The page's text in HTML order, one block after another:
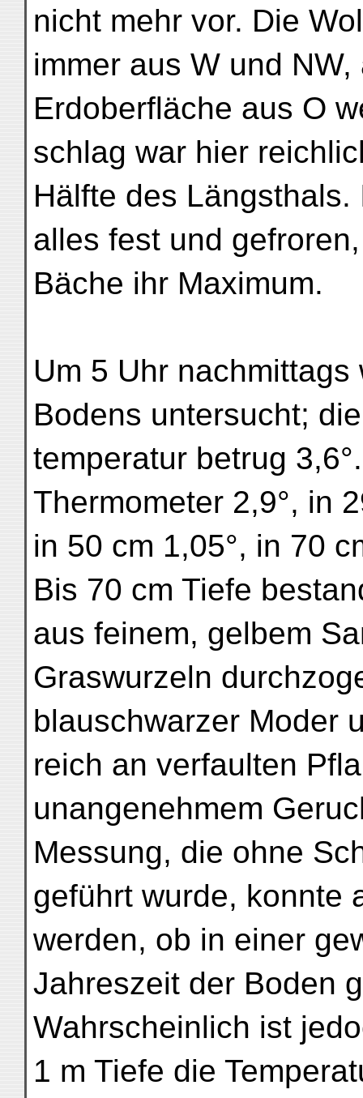
nicht mehr vor. Die
immer aus W und
Erdoberfläche aus O
schlag war hier
Hälfte des Längsthals.
alles fest und
Bäche ihr Maximum.
Um 5 Uhr
Bodens untersucht;
temperatur betrug
Thermometer 2,9°, in
in 50 cm 1,05°, in 70
Bis 70 cm Tiefe
aus feinem, gelbem
Graswurzeln
blauschwarzer Moder
reich an verfaulten
unangenehmem
Messung, die ohne
geführt wurde, konnte
werden, ob in einer
Jahreszeit der Boden
Wahrscheinlich ist
1 m Tiefe die